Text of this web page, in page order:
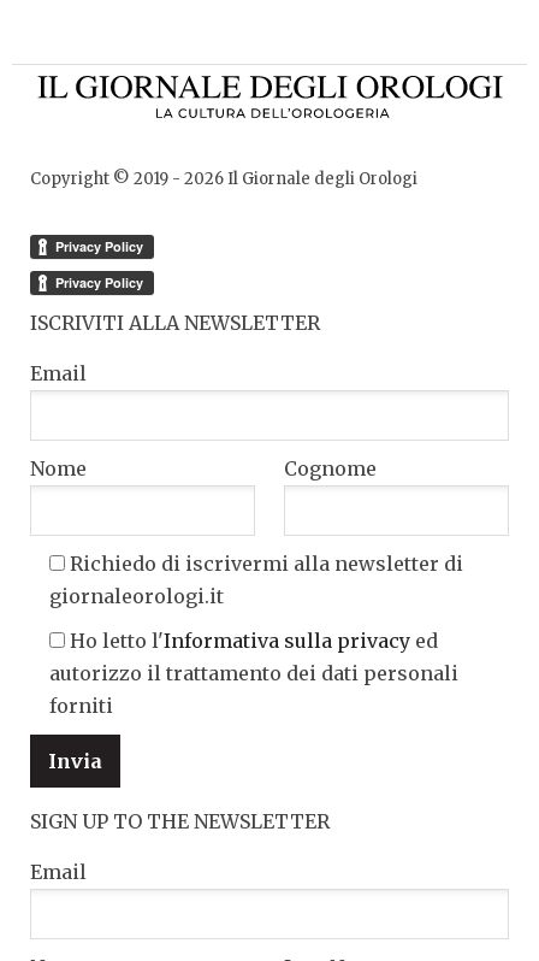
Copyright © 2019 - 2026Il Giornale degli Orologi
ISCRIVITI ALLA NEWSLETTER
Email
Nome Cognome
Richiedo di iscrivermi alla newsletter di
giornaleorologi.it
Ho letto l'Informativa sulla privacy ed
autorizzo il trattamento dei dati personali
forniti
SIGN UP TO THE NEWSLETTER
Email